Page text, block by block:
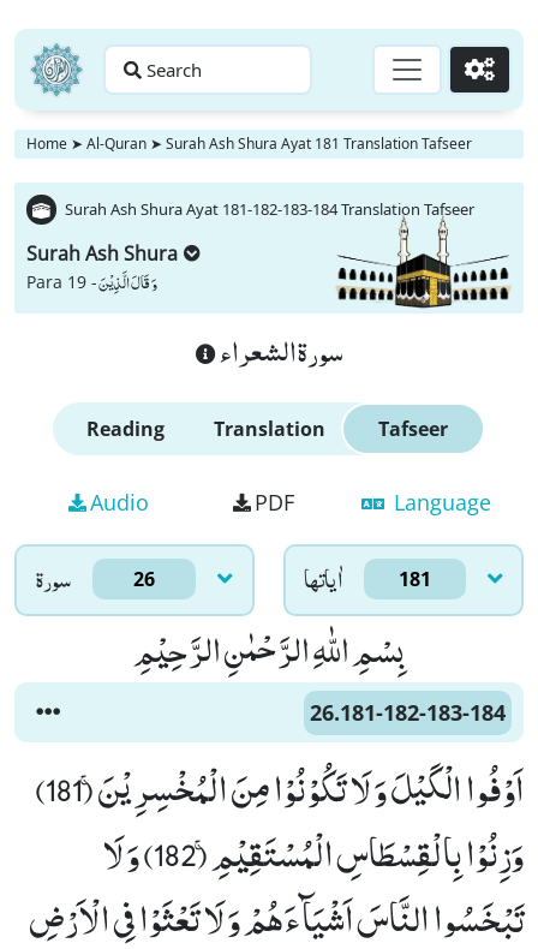
Search Go
Home ➤ Al-Quran ➤ Surah Ash Shura Ayat 181 Translation Tafseer
Surah Ash Shura Ayat 181-182-183-184 Translation Tafseer
Surah Ash Shura
Para 19 -وَ قَالَ الَّذِیْنَ
سورة الشعراء
Reading Translation Tafseer
Audio PDF Language
سورۃ 26 اٰياتها 181
بِسْمِ اللّٰهِ الرَّحْمٰنِ الرَّحِیْمِ
26.181-182-183-184
اَوْفُوا الْكَیْلَ وَ لَا تَكُوْنُوْا مِنَ الْمُخْسِرِیْنَۚ (181)
وَزِنُوْا بِالْقِسْطَاسِ الْمُسْتَقِیْمِۚ (182) وَ لَا
تَبْخَسُوا النَّاسَ اَشْیَآءَهُمْ وَ لَا تَعْثَوْا فِی الْاَرْضِ